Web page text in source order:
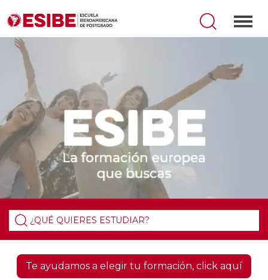
Key
Te ayudamos a elegir tu formación, click aquí